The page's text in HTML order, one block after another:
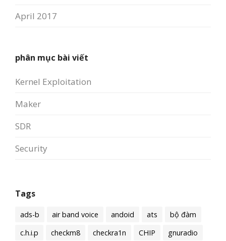
April 2017
phân mục bài viết
Kernel Exploitation
Maker
SDR
Security
Tags
ads-b air band voice andoid ats
bộ đàm
c.h.i.p
checkm8 checkra1n CHIP
gnuradio